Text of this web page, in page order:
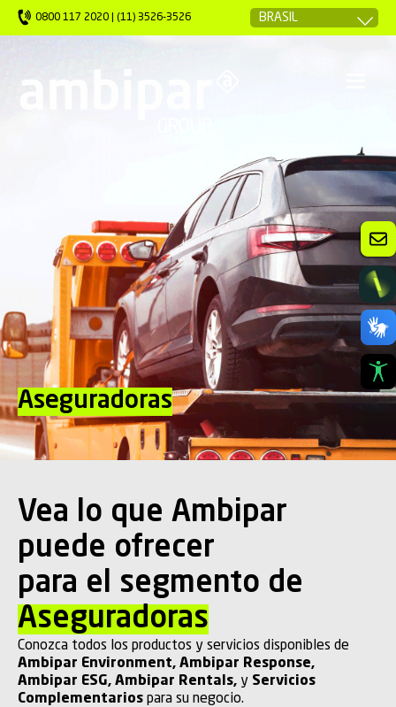
0800 117 2020 | (11) 3526-3526
Aseguradoras
Vea lo que Ambipar
puede ofrecer
para el segmento de
Aseguradoras
Conozca todos los productos y servicios disponibles de
Ambipar Environment, Ambipar Response,
Ambipar ESG, Ambipar Rentals, y Servicios
Complementarios para su negocio.